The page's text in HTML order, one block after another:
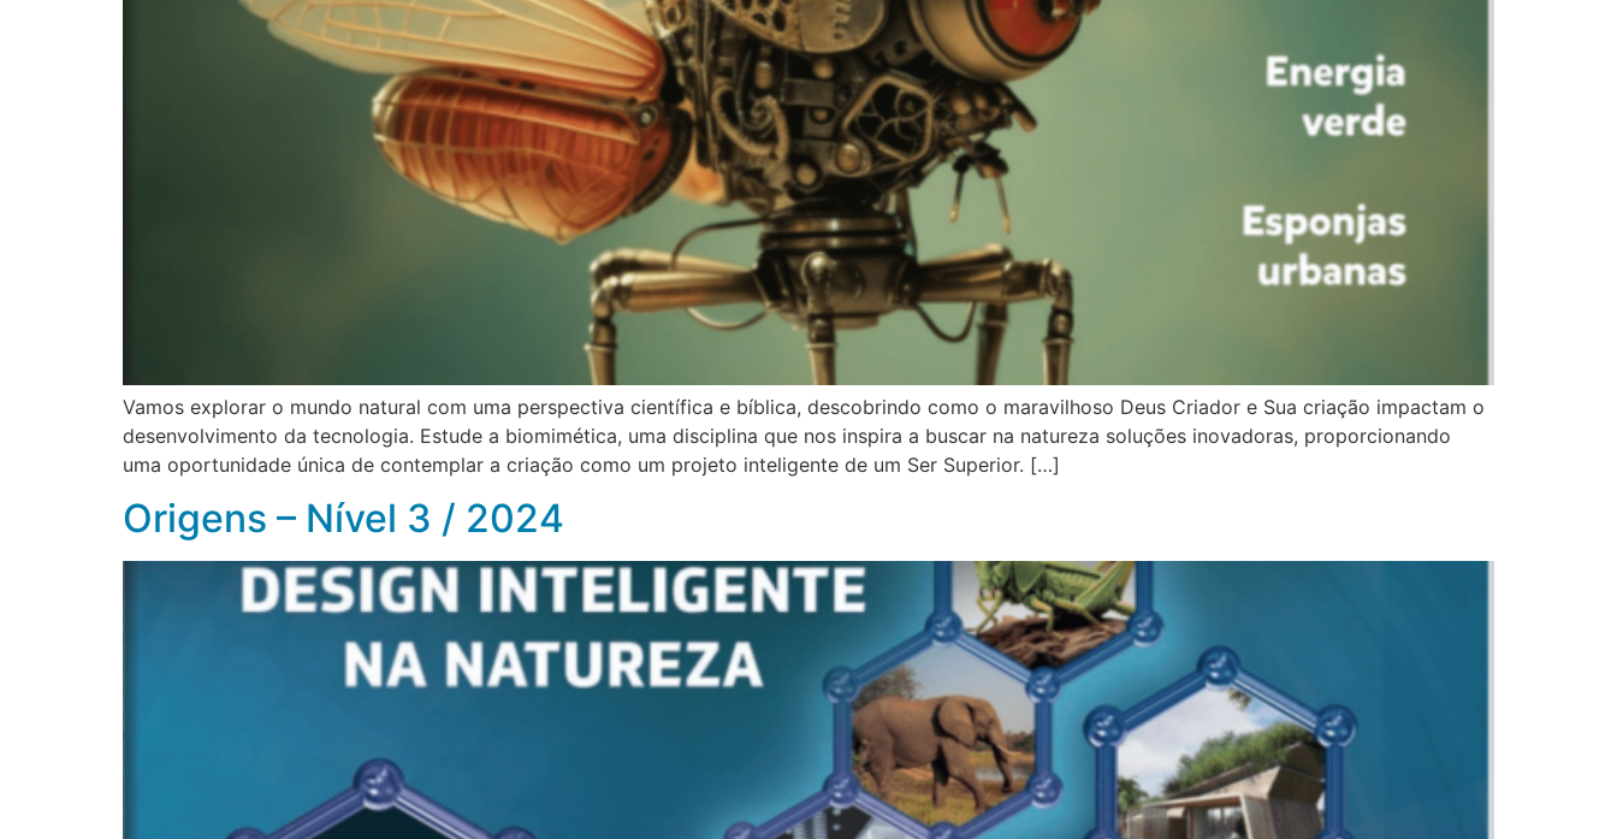
Vamos explorar o mundo natural com uma perspectiva científica e bíblica, descobrindo como o maravilhoso Deus Criador e Sua criação impactam o
desenvolvimento da tecnologia. Estude a biomimética, uma disciplina que nos inspira a buscar na natureza soluções inovadoras, proporcionando
uma oportunidade única de contemplar a criação como um projeto inteligente de um Ser Superior. […]
Origens – Nível 3 / 2024